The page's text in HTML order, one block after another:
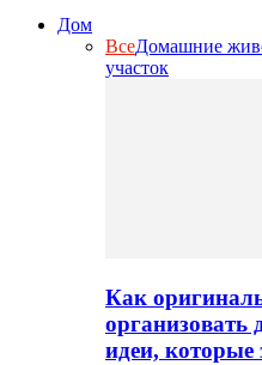
Дом
ВсеДомашние
участок
Как
организовать
идеи,